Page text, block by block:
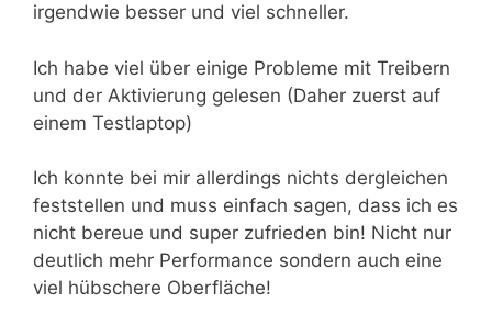
irgendwie besser und viel schneller.
Ich habe viel über einige Probleme mit Treibern
und der Aktivierung gelesen (Daher zuerst auf
einem Testlaptop)
Ich konnte bei mir allerdings nichts dergleichen
feststellen und muss einfach sagen, dass ich es
nicht bereue und super zufrieden bin! Nicht nur
deutlich mehr Performance sondern auch eine
viel hübschere Oberfläche!